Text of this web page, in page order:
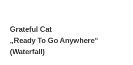
Grateful Cat
„Ready To Go Anywhere“
(Waterfall)